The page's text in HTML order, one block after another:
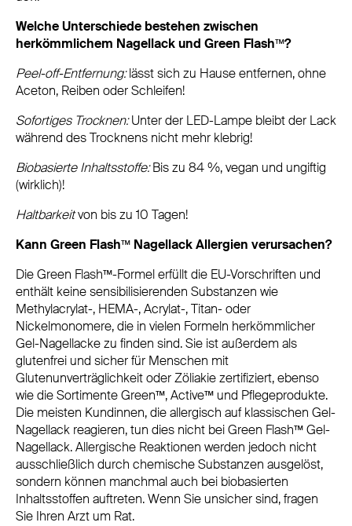
Welche Unterschiede bestehen zwischen
herkömmlichem Nagellack und Green Flash™?
Peel-off-Entfernung:lässt sich zu Hause entfernen, ohne
Aceton, Reiben oder Schleifen!
Sofortiges Trocknen:Unter der LED-Lampe bleibt der Lack
während des Trocknens nicht mehr klebrig!
Biobasierte Inhaltsstoffe:Bis zu 84 %, vegan und ungiftig
(wirklich)!
Haltbarkeitvon bis zu 10 Tagen!
Kann Green Flash™ Nagellack Allergien verursachen?
Die Green Flash™-Formel erfüllt die EU-Vorschriften und
enthält keine sensibilisierenden Substanzen wie
Methylacrylat-, HEMA-, Acrylat-, Titan- oder
Nickelmonomere, die in vielen Formeln herkömmlicher
Gel-Nagellacke zu finden sind. Sie ist außerdem als
glutenfrei und sicher für Menschen mit
Glutenunverträglichkeit oder Zöliakie zertifiziert, ebenso
wie die Sortimente Green™, Active™ und Pflegeprodukte.
Die meisten Kundinnen, die allergisch auf klassischen Gel-
Nagellack reagieren, tun dies nicht bei Green Flash™ Gel-
Nagellack. Allergische Reaktionen werden jedoch nicht
ausschließlich durch chemische Substanzen ausgelöst,
sondern können manchmal auch bei biobasierten
Inhaltsstoffen auftreten. Wenn Sie unsicher sind, fragen
Sie Ihren Arzt um Rat.